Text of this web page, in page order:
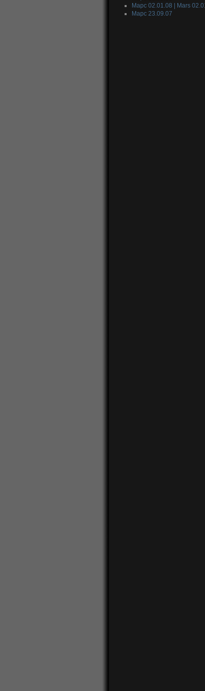
Марс 02.01.08 | Mars
Марс 23.09.07